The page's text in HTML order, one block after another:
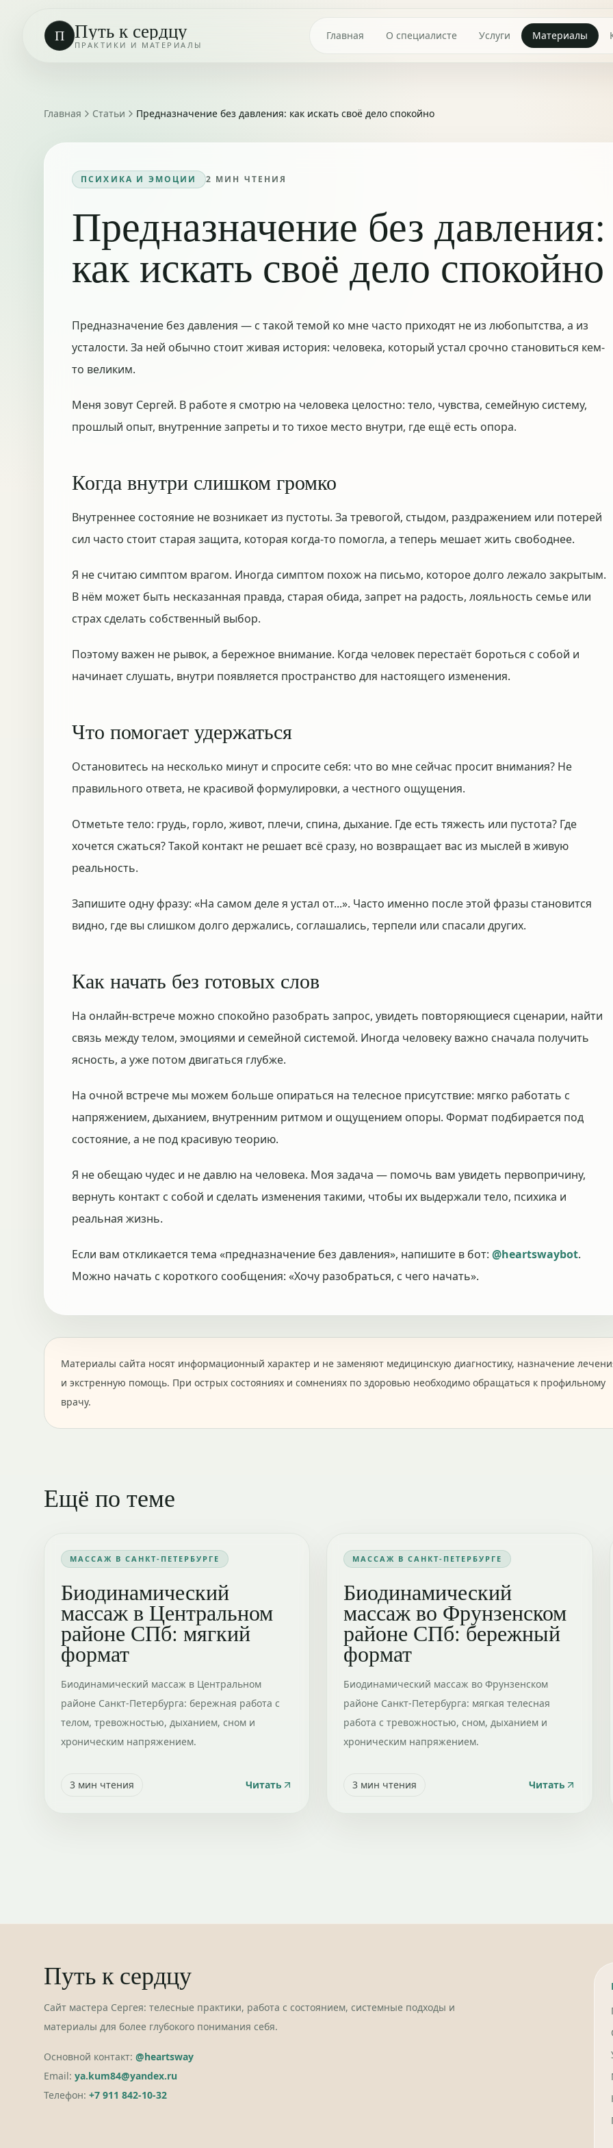
П Путь к сердцу
ПРАКТИКИ И МАТЕРИАЛЫ
Главная О специалисте Услуги Материалы
Главная Статьи Предназначение без давления: как искать своё дело спокойно
ПСИХИКА И ЭМОЦИИ 2 МИН ЧТЕНИЯ
Предназначение без давления:
как искать своё дело спокойно
Предназначение без давления — с такой темой ко мне часто приходят не из любопытства, а из
усталости. За ней обычно стоит живая история: человека, который устал срочно становиться кем-
то великим.
Меня зовут Сергей. В работе я смотрю на человека целостно: тело, чувства, семейную систему,
прошлый опыт, внутренние запреты и то тихое место внутри, где ещё есть опора.
Когда внутри слишком громко
Внутреннее состояние не возникает из пустоты. За тревогой, стыдом, раздражением или потерей
сил часто стоит старая защита, которая когда-то помогла, а теперь мешает жить свободнее.
Я не считаю симптом врагом. Иногда симптом похож на письмо, которое долго лежало закрытым.
В нём может быть несказанная правда, старая обида, запрет на радость, лояльность семье или
страх сделать собственный выбор.
Поэтому важен не рывок, а бережное внимание. Когда человек перестаёт бороться с собой и
начинает слушать, внутри появляется пространство для настоящего изменения.
Что помогает удержаться
Остановитесь на несколько минут и спросите себя: что во мне сейчас просит внимания? Не
правильного ответа, не красивой формулировки, а честного ощущения.
Отметьте тело: грудь, горло, живот, плечи, спина, дыхание. Где есть тяжесть или пустота? Где
хочется сжаться? Такой контакт не решает всё сразу, но возвращает вас из мыслей в живую
реальность.
Запишите одну фразу: «На самом деле я устал от...». Часто именно после этой фразы становится
видно, где вы слишком долго держались, соглашались, терпели или спасали других.
Как начать без готовых слов
На онлайн-встрече можно спокойно разобрать запрос, увидеть повторяющиеся сценарии, найти
связь между телом, эмоциями и семейной системой. Иногда человеку важно сначала получить
ясность, а уже потом двигаться глубже.
На очной встрече мы можем больше опираться на телесное присутствие: мягко работать с
напряжением, дыханием, внутренним ритмом и ощущением опоры. Формат подбирается под
состояние, а не под красивую теорию.
Я не обещаю чудес и не давлю на человека. Моя задача — помочь вам увидеть первопричину,
вернуть контакт с собой и сделать изменения такими, чтобы их выдержали тело, психика и
реальная жизнь.
Если вам откликается тема «предназначение без давления», напишите в бот: @heartswaybot.
Можно начать с короткого сообщения: «Хочу разобраться, с чего начать».
Материалы сайта носят информационный характер и не заменяют медицинскую диагностику, назначение
и экстренную помощь. При острых состояниях и сомнениях по здоровью необходимо обращаться к профильному
врачу.
Ещё по теме
МАССАЖ В САНКТ-ПЕТЕРБУРГЕ
Биодинамический
массаж в Центральном
районе СПб: мягкий
формат
Биодинамический массаж в Центральном
районе Санкт-Петербурга: бережная работа с
телом, тревожностью, дыханием, сном и
хроническим напряжением.
3 мин чтения Читать
МАССАЖ В САНКТ-ПЕТЕРБУРГЕ
Биодинамический
массаж во Фрунзенском
районе СПб: бережный
формат
Биодинамический массаж во Фрунзенском
районе Санкт-Петербурга: мягкая телесная
работа с тревожностью, сном, дыханием и
хроническим напряжением.
3 мин чтения Читать
Путь к сердцу
Сайт мастера Сергея: телесные практики, работа с состоянием, системные подходы и
материалы для более глубокого понимания себя.
Основной контакт: @heartsway
Email: ya.kum84@yandex.ru
Телефон: +7 911 842-10-32